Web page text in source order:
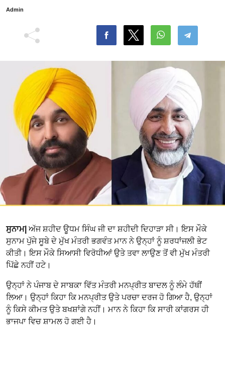
Admin
ਸੁਨਾਮ| ਅੱਜ ਸ਼ਹੀਦ ਊਧਮ ਸਿੰਘ ਜੀ ਦਾ ਸ਼ਹੀਦੀ ਦਿਹਾੜਾ ਸੀ। ਇਸ ਮੌਕੇ
ਸੁਨਾਮ ਪੁੱਜੇ ਸੂਬੇ ਦੇ ਮੁੱਖ ਮੰਤਰੀ ਭਗਵੰਤ ਮਾਨ ਨੇ ਉਨ੍ਹਾਂ ਨੂੰ ਸ਼ਰਧਾਂਜਲੀ ਭੇਟ
ਕੀਤੀ। ਇਸ ਮੌਕੇ ਸਿਆਸੀ ਵਿਰੋਧੀਆਂ ਉਤੇ ਤਵਾ ਲਾਉਣ ਤੋਂ ਵੀ ਮੁੱਖ ਮੰਤਰੀ
ਪਿੱਛੇ ਨਹੀਂ ਹਟੇ।
ਉਨ੍ਹਾਂ ਨੇ ਪੰਜਾਬ ਦੇ ਸਾਬਕਾ ਵਿੱਤ ਮੰਤਰੀ ਮਨਪ੍ਰੀਤ ਬਾਦਲ ਨੂੰ ਲੰਮੇ ਹੱਥੀਂ
ਲਿਆ। ਉਨ੍ਹਾਂ ਕਿਹਾ ਕਿ ਮਨਪ੍ਰੀਤ ਉਤੇ ਪਰਚਾ ਦਰਜ ਹੋ ਗਿਆ ਹੈ, ਉਨ੍ਹਾਂ
ਨੂੰ ਕਿਸੇ ਕੀਮਤ ਉਤੇ ਬਖਸ਼ਾਂਗੇ ਨਹੀਂ। ਮਾਨ ਨੇ ਕਿਹਾ ਕਿ ਸਾਰੀ ਕਾਂਗਰਸ ਹੀ
ਭਾਜਪਾ ਵਿਚ ਸ਼ਾਮਲ ਹੋ ਗਈ ਹੈ।